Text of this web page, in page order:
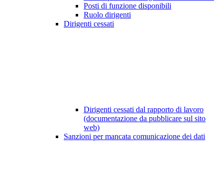
Posti di funzione disponibili
Ruolo dirigenti
Dirigenti cessati
Dirigenti cessati dal rapporto di lavoro
(documentazione da pubblicare sul sito
web)
Sanzioni per mancata comunicazione dei dati